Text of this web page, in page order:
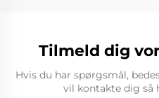
Tilmeld dig
Hvis du har spørgsmål,
vil kontakte dig